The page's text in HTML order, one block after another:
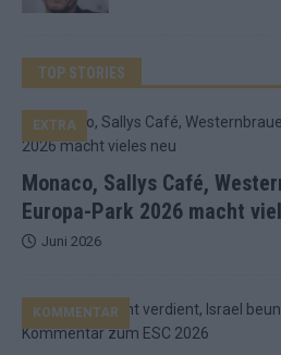
TOP STORIES
Monaco, Sallys Café,
Europa-Park 2026 macht
EXTRA
Juni 2026
KOMMENTAR